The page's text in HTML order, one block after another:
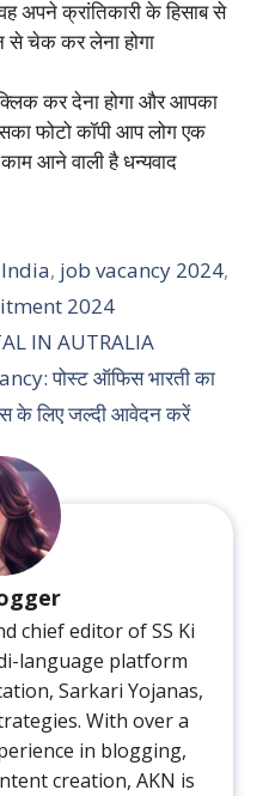
अपने क्रांतिकारी के हिसाब से
से चेक कर लेना होगा
कर देना होगा और आपका
फोटो कॉपी आप लोग एक
आने वाली है धन्यवाद
, job vacancy 2024,
2024
IN AUTRALIA
पोस्ट ऑफिस भारती का
के लिए जल्दी आवेदन करें
chief editor of SS Ki
language platform
Sarkari Yojanas,
With over a
in blogging,
creation, AKN is